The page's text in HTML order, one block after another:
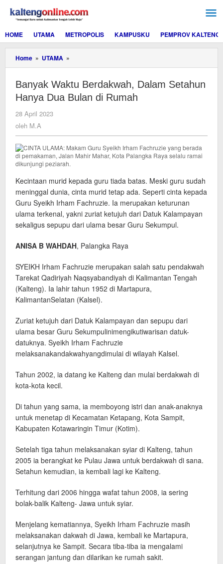
konten
HOME
UTAMA METROPOLIS KAMPUSKU PEMPROV KALTENG
Home » UTAMA »
Waktu
Dalam
Setahun
Hanya
Rumah
Banyak Waktu Berdakwah, Dalam Setahun
Hanya Dua Bulan di Rumah
28 April 2023
oleh M.A
Kecintaan murid kepada guru tiada batas. Meski guru sudah
meninggal dunia, cinta murid tetap ada. Seperti cinta kepada
Guru Syeikh Irham Fachruzie. Ia merupakan keturunan
ulama terkenal, yakni zuriat ketujuh dari Datuk Kalampayan
sekaligus sepupu dari ulama besar Guru Sekumpul.
ANISA B WAHDAH, Palangka Raya
SYEIKH Irham Fachruzie merupakan salah satu pendakwah
Tarekat Qadiriyah Naqsyabandiyah di Kalimantan Tengah
(Kalteng). Ia lahir tahun 1952 di Martapura,
KalimantanSelatan (Kalsel).
Zuriat ketujuh dari Datuk Kalampayan dan sepupu dari
ulama besar Guru Sekumpulinimengikutiwarisan datuk-
datuknya. Syeikh Irham Fachruzie
melaksanakandakwahyangdimulai di wilayah Kalsel.
Tahun 2002, ia datang ke Kalteng dan mulai berdakwah di
kota-kota kecil.
Di tahun yang sama, ia memboyong istri dan anak-anaknya
untuk menetap di Kecamatan Ketapang, Kota Sampit,
Kabupaten Kotawaringin Timur (Kotim).
Setelah tiga tahun melaksanakan syiar di Kalteng, tahun
2005 ia berangkat ke Pulau Jawa untuk berdakwah di sana.
Setahun kemudian, ia kembali lagi ke Kalteng.
Terhitung dari 2006 hingga wafat tahun 2008, ia sering
bolak-balik Kalteng- Jawa untuk syiar.
Menjelang kematiannya, Syeikh Irham Fachruzie masih
melaksanakan dakwah di Jawa, kembali ke Martapura,
selanjutnya ke Sampit. Secara tiba-tiba ia mengalami
serangan jantung dan dilarikan ke rumah sakit.